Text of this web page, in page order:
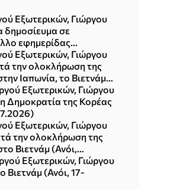
Εξωτερικών, Γιώργου
δημοσίευμα σε
εφημερίδας
Εξωτερικών, Γιώργου
την ολοκλήρωση της
Ιαπωνία, το Βιετνάμ
της Κορέας (Σεούλ,
Εξωτερικών, Γιώργου
Δημοκρατία της Κορέας
Εξωτερικών, Γιώργου
την ολοκλήρωση της
Βιετνάμ (Ανόι,
Εξωτερικών, Γιώργου
Βιετνάμ (Ανόι, 17-